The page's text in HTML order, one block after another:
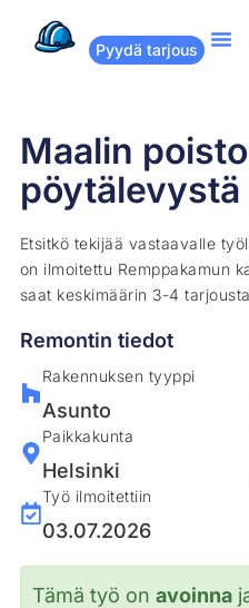
Pyydä tarjous
Maalin
pöytälevystä
Etsitkö tekijää vastaavalle
on ilmoitettu Remppakamun
saat keskimäärin 3-4
Remontin tiedot
Rakennuksen tyyppi
Asunto
Paikkakunta
Helsinki
Työ ilmoitettiin
03.07.2026
Tämä työ on avoinna